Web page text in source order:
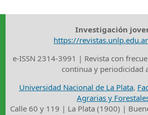
Investigación
https://
e-ISSN 2314-3991 | Revista con
continua y periodicidad
Universidad Nacional de La Plata,
Agrarias y
Calle 60 y 119 | La Plata (1900) |